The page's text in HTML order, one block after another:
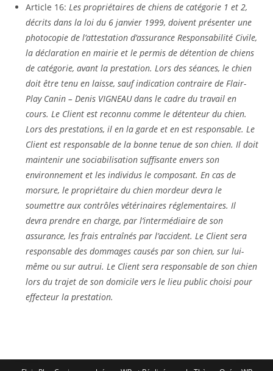
Article 16:Les propriétaires de chiens de catégorie 1 et 2,
décrits dans la loi du 6 janvier 1999, doivent présenter une
photocopie de l’attestation d’assurance Responsabilité Civile,
la déclaration en mairie et le permis de détention de chiens
de catégorie, avant la prestation. Lors des séances, le chien
doit être tenu en laisse, sauf indication contraire de Flair-
Play Canin – Denis VIGNEAU dans le cadre du travail en
cours. Le Client est reconnu comme le détenteur du chien.
Lors des prestations, il en la garde et en est responsable. Le
Client est responsable de la bonne tenue de son chien. Il doit
maintenir une sociabilisation suffisante envers son
environnement et les individus le composant. En cas de
morsure, le propriétaire du chien mordeur devra le
soumettre aux contrôles vétérinaires réglementaires. Il
devra prendre en charge, par l’intermédiaire de son
assurance, les frais entraînés par l’accident. Le Client sera
responsable des dommages causés par son chien, sur lui-
même ou sur autrui. Le Client sera responsable de son chien
lors du trajet de son domicile vers le lieu public choisi pour
effecteur la prestation.